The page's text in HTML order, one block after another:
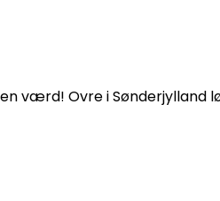
værd! Ovre i